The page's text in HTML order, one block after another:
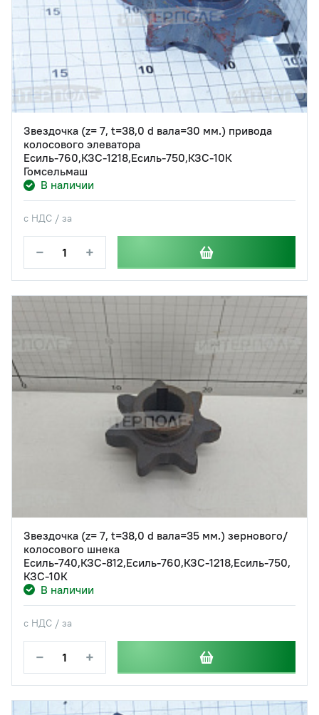
Звездочка (z= 7, t=38,0 d вала=30 мм.) привода
колосового элеватора
Есиль-760,КЗС-1218,Есиль-750,КЗС-10К
Гомсельмаш
В наличии
с НДС / за
− +
Звездочка (z= 7, t=38,0 d вала=35 мм.) зернового/
колосового шнека
Есиль-740,КЗС-812,Есиль-760,КЗС-1218,Есиль-750,
КЗС-10К
В наличии
с НДС / за
− +